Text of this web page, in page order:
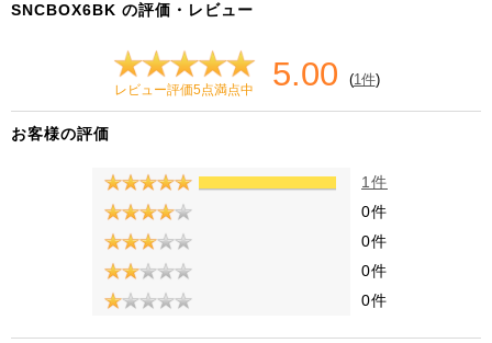
SNCBOX6BK の評価・レビュー
レビュー評価5点満点中 5.00 (1件)
お客様の評価
1件
0件
0件
0件
0件